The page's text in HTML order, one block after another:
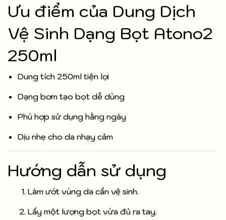
Ưu điểm của Dung Dịch
Vệ Sinh Dạng Bọt Atono2
250ml
Dung tích 250ml tiện lợi
Dạng bơm tạo bọt dễ dùng
Phù hợp sử dụng hằng ngày
Dịu nhẹ cho da nhạy cảm
Hướng dẫn sử dụng
Làm ướt vùng da cần vệ sinh.
Lấy một lượng bọt vừa đủ ra tay.